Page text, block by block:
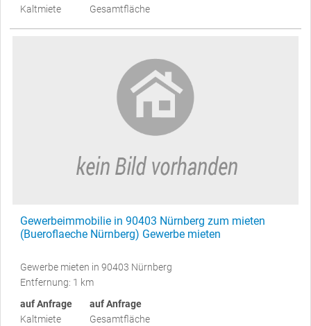
Kaltmiete
Gesamtfläche
Gewerbeimmobilie in 90403 Nürnberg zum mieten
(Bueroflaeche Nürnberg) Gewerbe mieten
Gewerbe mieten in 90403 Nürnberg
Entfernung: 1 km
auf Anfrage
Kaltmiete
auf Anfrage
Gesamtfläche